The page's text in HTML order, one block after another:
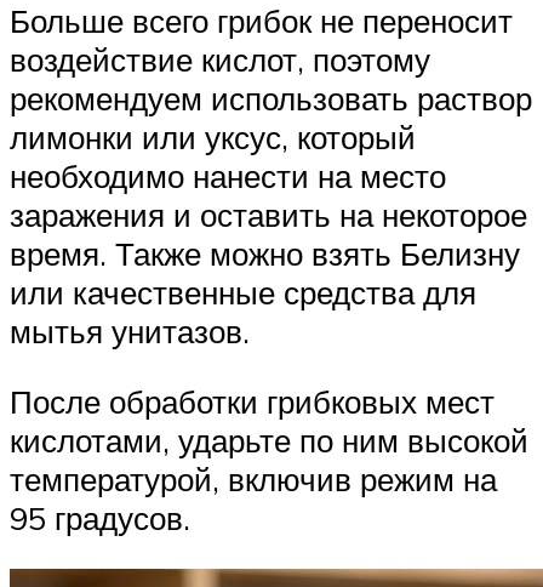
Больше всего грибок не переносит
воздействие кислот, поэтому
рекомендуем использовать раствор
лимонки или уксус, который
необходимо нанести на место
заражения и оставить на некоторое
время. Также можно взять Белизну
или качественные средства для
мытья унитазов.
После обработки грибковых мест
кислотами, ударьте по ним высокой
температурой, включив режим на
95 градусов.